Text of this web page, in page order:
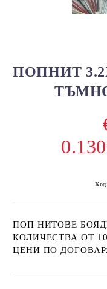
ПОПНИТ
ПОП НИТОВЕ
КОЛИЧЕСТВА ОТ
ЦЕНИ ПО